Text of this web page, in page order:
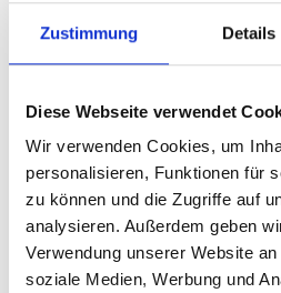
Zustimmung Details
Diese Webseite verwendet
Wir verwenden Cookies, um
personalisieren, Funktionen für
zu können und die Zugriffe auf
analysieren. Außerdem geben
Verwendung unserer Website
soziale Medien, Werbung und
Qualifikationen/
Pflegepädagogin B.A.
Tätigkeit an der BFS
Pflegepädagogin
E-Mail:
koetzting.de